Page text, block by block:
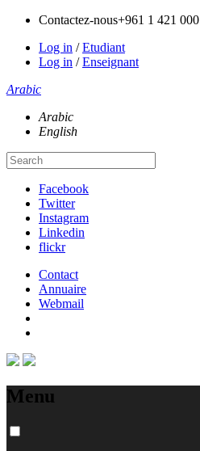
Contactez-nous+961 1 421 000
Log in /Etudiant
Log in /Enseignant
Arabic
Arabic
English
Facebook
Twitter
Instagram
Linkedin
flickr
Contact
Annuaire
Webmail
Menu